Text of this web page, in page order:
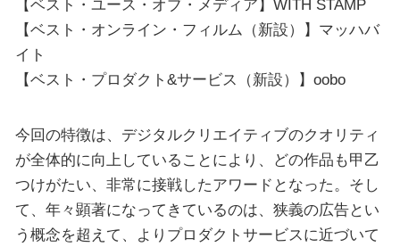
【ベスト・ユース・オブ・メディア】WITH STAMP
【ベスト・オンライン・フィルム（新設）】マッハバ
イト
【ベスト・プロダクト&サービス（新設）】oobo
今回の特徴は、デジタルクリエイティブのクオリティ
が全体的に向上していることにより、どの作品も甲乙
つけがたい、非常に接戦したアワードとなった。そし
て、年々顕著になってきているのは、狭義の広告とい
う概念を超えて、よりプロダクトサービスに近づいて